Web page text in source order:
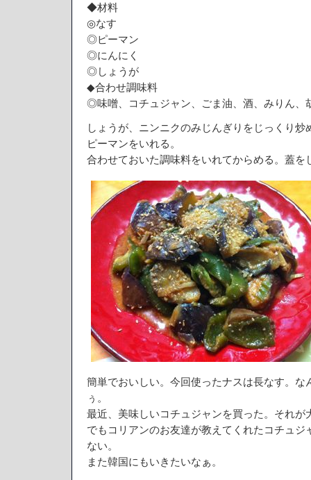
◆材料
◎なす
◎ピーマン
◎にんにく
◎しょうが
◆合わせ調味料
◎味噌、コチュジャン、ごま油、酒、みりん、
しょうが、ニンニクのみじんぎりをじっくり
ピーマンをいれる。
合わせておいた調味料をいれてからめる。蓋を
簡単でおいしい。今回使ったナスは長なす。な
ぅ。
最近、美味しいコチュジャンを買った。それが
でもコリアンのお友達が教えてくれたコチュジ
ない。
また韓国にもいきたいなぁ。